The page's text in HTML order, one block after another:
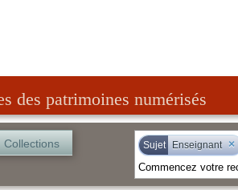
des patrimoines numérisés
Collections Sujet Enseignant ×